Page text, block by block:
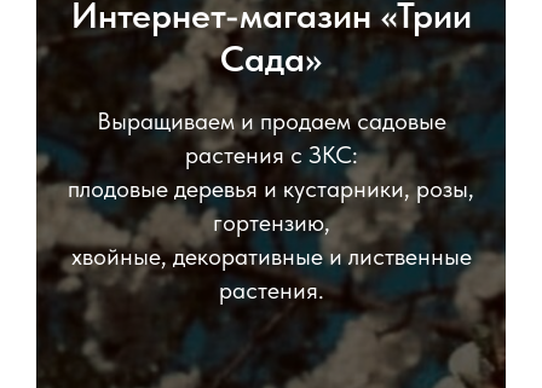
Интернет-магазин «Трии
Сада»
Выращиваем и продаем садовые
растения с ЗКС:
плодовые деревья и кустарники, розы,
гортензию,
хвойные, декоративные и лиственные
растения.